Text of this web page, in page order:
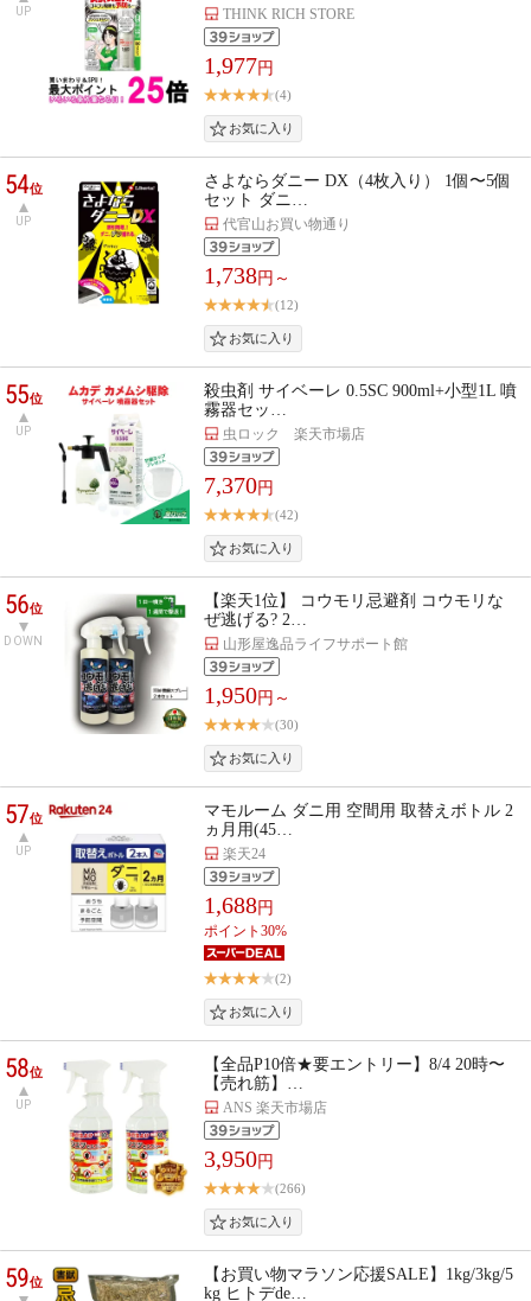
UP THINK RICH STORE
1,977円
(4)
54位
UP
さよならダニー DX（4枚入り） 1個〜5個
セット ダニ…
代官山お買い物通り
1,738円～
(12)
55位
UP
殺虫剤 サイベーレ 0.5SC 900ml+小型1L 噴
霧器セッ…
虫ロック 楽天市場店
7,370円
(42)
56位
DOWN
【楽天1位】 コウモリ忌避剤 コウモリな
ぜ逃げる? 2…
山形屋逸品ライフサポート館
1,950円～
(30)
57位
UP
マモルーム ダニ用 空間用 取替えボトル 2
ヵ月用(45…
楽天24
1,688円
ポイント30%
(2)
58位
UP
【全品P10倍★要エントリー】8/4 20時〜
【売れ筋】…
ANS 楽天市場店
3,950円
(266)
59位
【お買い物マラソン応援SALE】1kg/3kg/5
kg ヒトデde…